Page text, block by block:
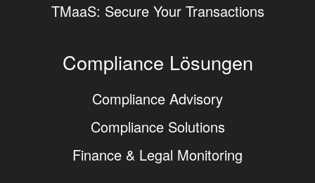
TMaaS: Secure Your Transactions
Compliance Lösungen
Compliance Advisory
Compliance Solutions
Finance & Legal Monitoring